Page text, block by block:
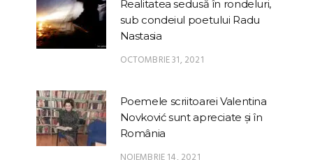
Realitatea sedusă în rondeluri,
sub condeiul poetului Radu
Nastasia
OCTOMBRIE 31, 2021
Poemele scriitoarei Valentina
Novković sunt apreciate și în
România